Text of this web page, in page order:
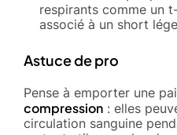
respirants comme un
associé à un short
Astuce de pro
Pense à emporter une
compression : elles
circulation sanguine